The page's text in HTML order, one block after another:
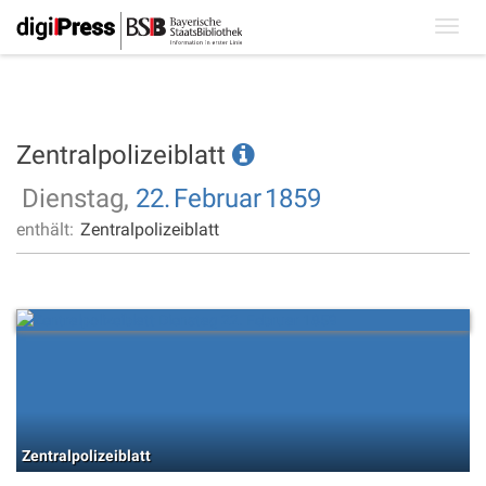
Zentralpolizeiblatt
Dienstag, 22. Februar1859
enthält: Zentralpolizeiblatt
Zentralpolizeiblatt